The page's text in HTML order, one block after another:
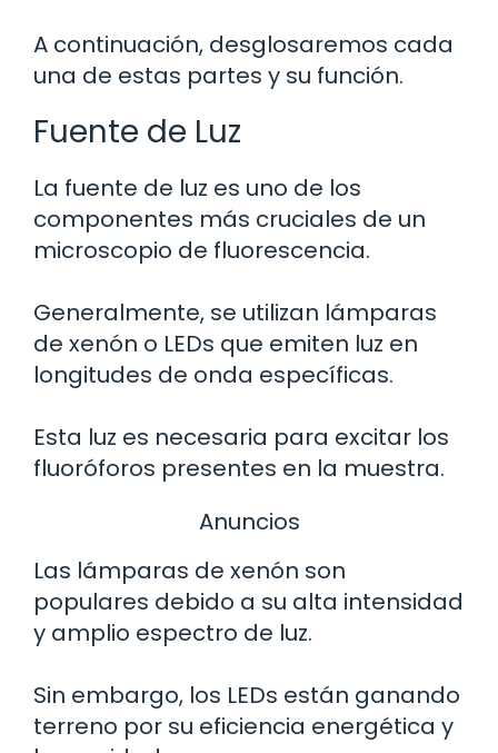
A continuación, desglosaremos cada
una de estas partes y su función.
Fuente de Luz
La fuente de luz es uno de los
componentes más cruciales de un
microscopio de fluorescencia.
Generalmente, se utilizan lámparas
de xenón o LEDs que emiten luz en
longitudes de onda específicas.
Esta luz es necesaria para excitar los
fluoróforos presentes en la muestra.
Anuncios
Las lámparas de xenón son
populares debido a su alta intensidad
y amplio espectro de luz.
Sin embargo, los LEDs están ganando
terreno por su eficiencia energética y